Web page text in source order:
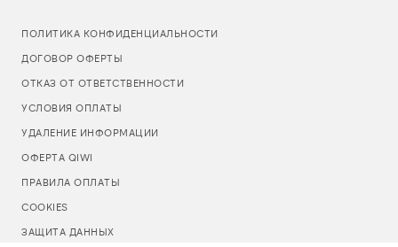
ПОЛИТИКА КОНФИДЕНЦИАЛЬНОСТИ
ДОГОВОР ОФЕРТЫ
ОТКАЗ ОТ ОТВЕТСТВЕННОСТИ
УСЛОВИЯ ОПЛАТЫ
УДАЛЕНИЕ ИНФОРМАЦИИ
ОФЕРТА QIWI
ПРАВИЛА ОПЛАТЫ
COOKIES
ЗАЩИТА ДАННЫХ